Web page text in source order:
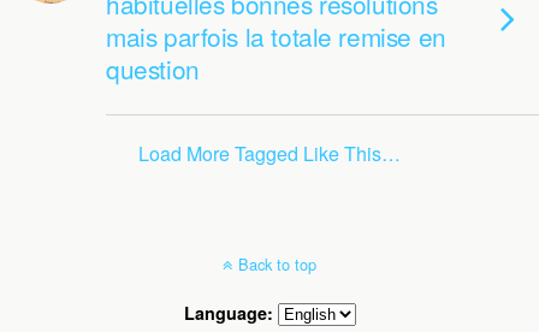
mais parfois la totale remise en
question
Load More Tagged Like This…
Back to top
Language: